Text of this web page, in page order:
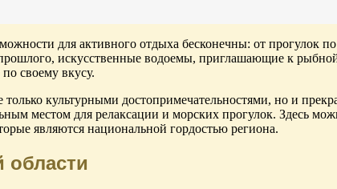
для активного отдыха бесконечны: от прогулок
искусственные водоемы, приглашающие к
своему вкусу.
культурными достопримечательностями, но и
местом для релаксации и морских прогулок. Здесь
являются национальной гордостью региона.
области